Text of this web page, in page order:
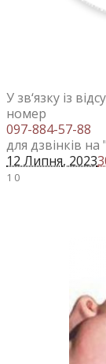
У зв‘язку із
номер
097-884-57-88
для дзвінків на
12 Липня, 2023
1 0